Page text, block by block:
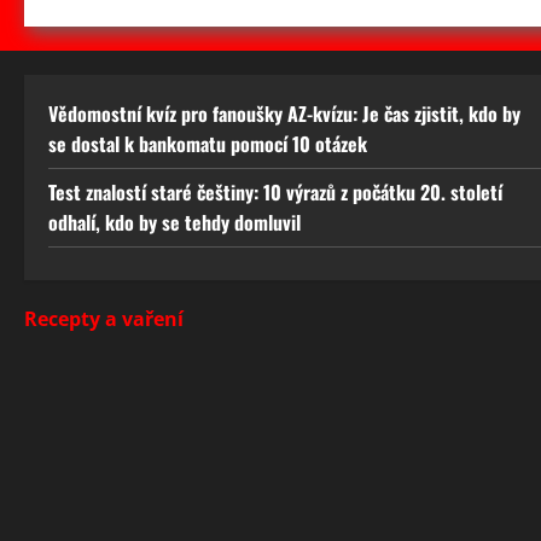
Vědomostní kvíz pro fanoušky AZ-kvízu: Je čas zjistit, kdo by
se dostal k bankomatu pomocí 10 otázek
Test znalostí staré češtiny: 10 výrazů z počátku 20. století
odhalí, kdo by se tehdy domluvil
Recepty a vaření